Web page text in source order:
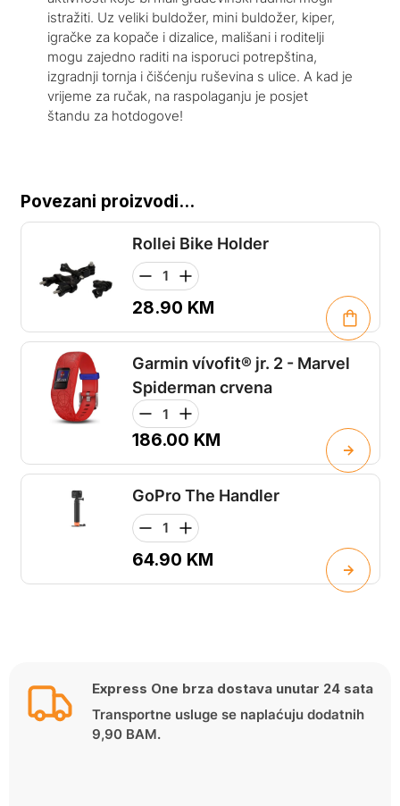
istražiti. Uz veliki buldožer, mini buldožer, kiper,
igračke za kopače i dizalice, mališani i roditelji
mogu zajedno raditi na isporuci potrepština,
izgradnji tornja i čišćenju ruševina s ulice. A kad je
vrijeme za ručak, na raspolaganju je posjet
štandu za hotdogove!
Povezani proizvodi...
Rollei Bike Holder
28.90 KM
Garmin vívofit® jr. 2 - Marvel
Spiderman crvena
186.00 KM
GoPro The Handler
64.90 KM
Express One brza dostava unutar 24 sata
Transportne usluge se naplaćuju dodatnih
9,90 BAM.